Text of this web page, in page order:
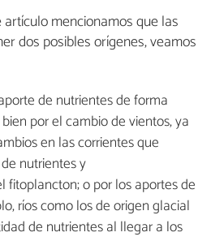
mencionamos que las
dos posibles orígenes, veamos
de nutrientes de forma
por el cambio de vientos, ya
en las corrientes que
nutrientes y
o por los aportes de
ríos como los de origen glacial
de nutrientes al llegar a los